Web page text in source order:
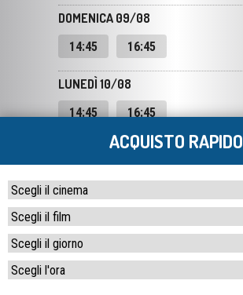
14:45 16:45
LUNEDÌ 10/08
14:45 16:45
MARTEDÌ 11/08
16:45
MERCOLEDÌ 12/08
14:45 16:45
ACQUISTO RAPIDO